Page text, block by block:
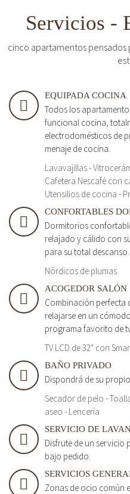
Servicios -
cinco apartamentos pensados
EQUIPADA COCINA
Todos los
funcional cocina,
electrodomésticos de
menaje de cocina.
Lavavajillas -
Cafetera Nescafé con
Utensilios de cocina -
CONFORTABLES
Dormitorios
relajado y cálido con
para su total descanso.
Nórdicos de plumas
ACOGEDOR SALÓN
Combinación perfecta
relajarse en un
programa favorito de
TV LCD de 32" con
BAÑO PRIVADO
Dispondrá de su
Secador de pelo -
aseo - Lencería
SERVICIO DE
Disfrute de un servicio
bajo pedido.
SERVICIOS
Zonas de ocio común